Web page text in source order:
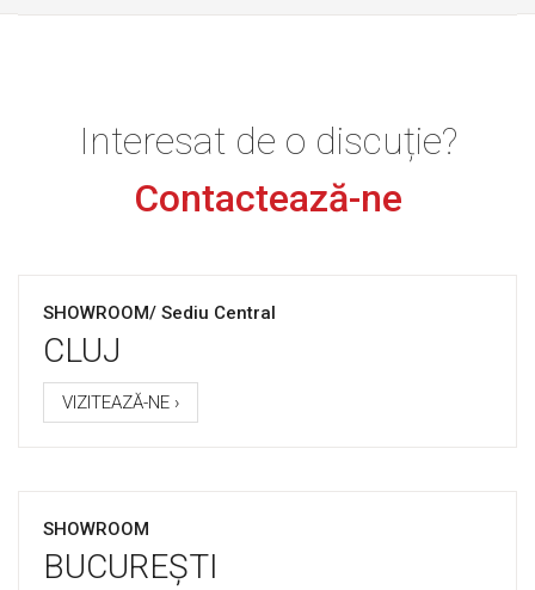
Interesat de o discuție?
Contactează-ne
SHOWROOM/ Sediu Central
CLUJ
VIZITEAZĂ-NE ›
SHOWROOM
BUCUREȘTI